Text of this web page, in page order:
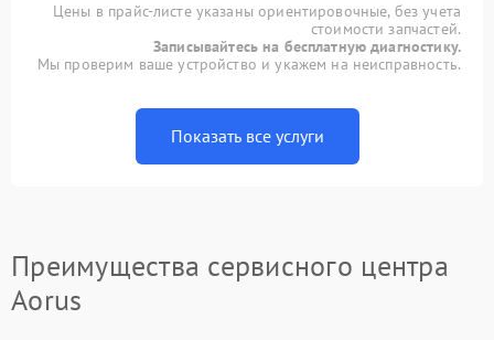
Цены в прайс-листе указаны ориентировочные, без учета
стоимости запчастей.
Записывайтесь на бесплатную диагностику.
Мы проверим ваше устройство и укажем на неисправность.
Показать все услуги
Преимущества сервисного центра
Aorus